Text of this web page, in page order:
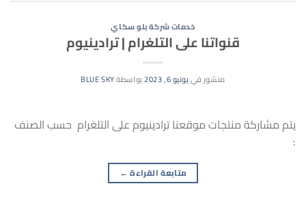
خدمات شركة بلو سكاي
قنواتنا على التلغرام | ترادينيوم
منشور فييونيو 6, 2023 بواسطةBLUE SKY
يتم مشاركة منتجات موقعنا ترادينيوم على التلغرام حسب الصنف
:
متابعة القراءة ←